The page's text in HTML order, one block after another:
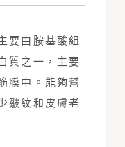
要由胺基酸組
質之一，主要
膜中。能夠幫
皺紋和皮膚老